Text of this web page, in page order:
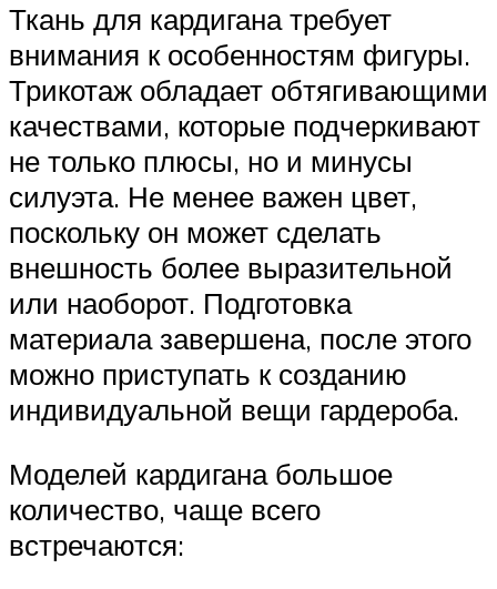
Ткань для кардигана требует
внимания к особенностям фигуры.
Трикотаж обладает обтягивающими
качествами, которые подчеркивают
не только плюсы, но и минусы
силуэта. Не менее важен цвет,
поскольку он может сделать
внешность более выразительной
или наоборот. Подготовка
материала завершена, после этого
можно приступать к созданию
индивидуальной вещи гардероба.
Моделей кардигана большое
количество, чаще всего
встречаются: